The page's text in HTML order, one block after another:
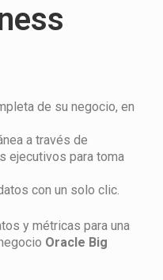
de su negocio, en
a través de
ejecutivos para toma
con un solo clic.
y métricas para una
Oracle Big